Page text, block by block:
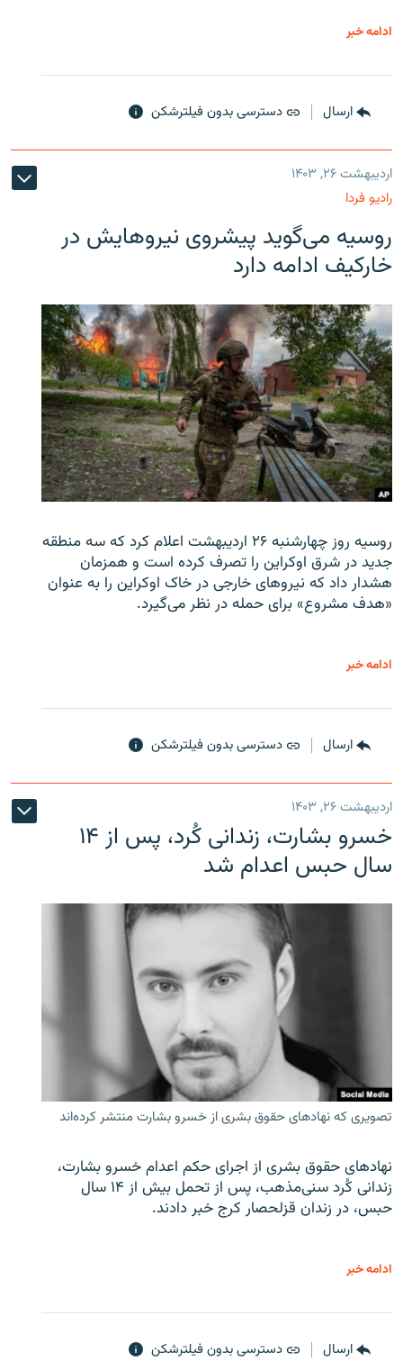
ادامه خبر
ارسال دسترسی بدون فیلترشکن
اردیبهشت ۲۶, ۱۴۰۳
رادیو فردا
روسیه می‌گوید پیشروی نیروهایش در
خارکیف ادامه دارد
روسیه روز چهارشنبه ۲۶ اردیبهشت اعلام کرد که سه منطقه
جدید در شرق اوکراین را تصرف کرده است و همزمان
هشدار داد که نیروهای خارجی در خاک اوکراین را به عنوان
«هدف مشروع» برای حمله در نظر می‌گیرد.
ادامه خبر
ارسال دسترسی بدون فیلترشکن
اردیبهشت ۲۶, ۱۴۰۳
خسرو بشارت، زندانی کُرد، پس از ۱۴
سال حبس اعدام شد
تصویری که نهادهای حقوق بشری از خسرو بشارت منتشر کرده‌اند
نهادهای حقوق بشری از اجرای حکم اعدام خسرو بشارت،
زندانی کُرد سنی‌مذهب، پس از تحمل بیش از ۱۴ سال
حبس، در زندان قزلحصار کرج خبر دادند.
ادامه خبر
ارسال دسترسی بدون فیلترشکن